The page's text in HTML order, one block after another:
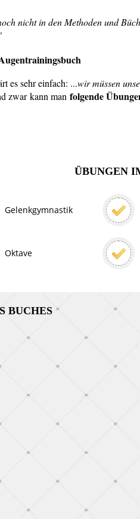
nicht in den Methoden und
es sehr einfach: ...wir müssen
zwar kann man folgende
ÜBUNGEN
Gelenkgymnastik
Oktave
BUCHES
von Professor Norbekov gelesen,